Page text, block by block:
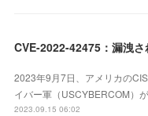
2023年9月7日、アメリカの
イバー軍（USCYBERCOM）
2023.09.15 06:02